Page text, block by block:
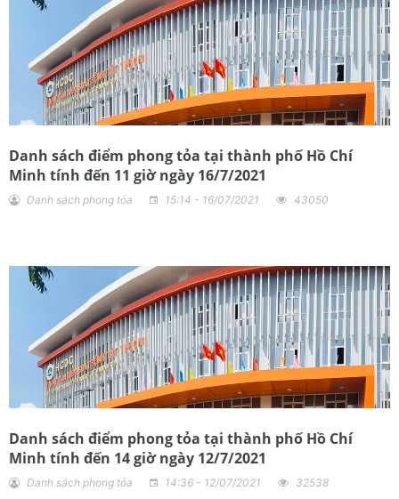
Danh sách điểm phong tỏa tại thành phố Hồ Chí
Minh tính đến 11 giờ ngày 16/7/2021
Danh sách phong tỏa 15:14 - 16/07/2021 43050
Danh sách điểm phong tỏa tại thành phố Hồ Chí
Minh tính đến 14 giờ ngày 12/7/2021
Danh sách phong tỏa 14:36 - 12/07/2021 32538